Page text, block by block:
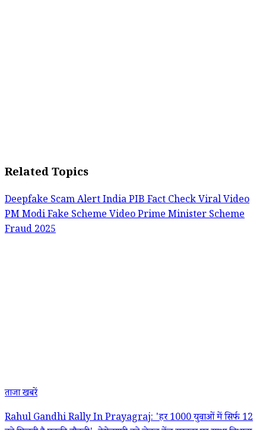
Related Topics
Deepfake Scam Alert IndiaPIB Fact Check Viral Video
PM Modi Fake Scheme VideoPrime Minister Scheme
Fraud 2025
ताजा खबरें
Rahul Gandhi Rally In Prayagraj: 'हर 1000 युवाओं में सिर्फ 12